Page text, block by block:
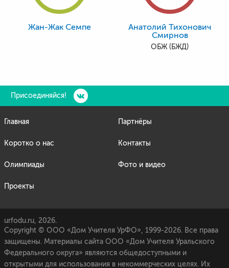
Жан-Жак Семпе
Анатолий Тихонович
Смирнов
ОБЖ (БЖД)
Присоединяйся!
Главная
Коротко о нас
Олимпиады
Проекты
Партнёры
Контакты
Фото и видео
urfodu.ru, 2026.
Copyright © ООО «Дом Учителя УрФО», 1999-2026. Все права
защищены. Материалы сайта ООО «Дом Учителя Уральского
Федерального округа» являются общедоступными и
открытыми для использования в некоммерческих целях. Их